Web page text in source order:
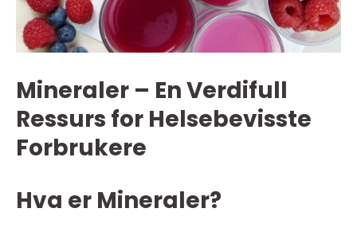
Mineraler – En Verdifull
Ressurs for Helsebevisste
Forbrukere
Hva er Mineraler?